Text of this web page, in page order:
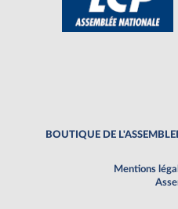
BOUTIQUE DE
Mentions